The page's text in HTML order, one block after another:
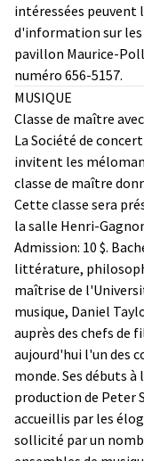
intéressées peuvent
d'information sur les
pavillon Maurice-
numéro 656-5157.
MUSIQUE
Classe de maître
La Société de
invitent les
classe de maître
Cette classe sera
la salle Henri-
Admission: 10 $.
littérature,
maîtrise de
musique, Daniel
auprès des chefs de
aujourd'hui l'un des
monde. Ses débuts
production de Peter
accueillis par les
sollicité par un